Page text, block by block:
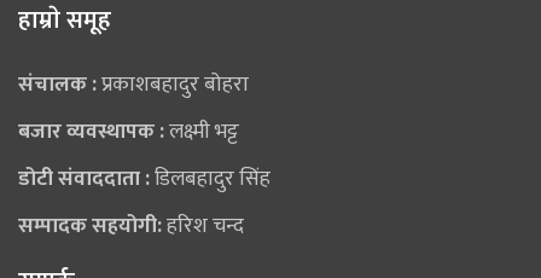
हाम्राे समूह
संचालक :प्रकाशबहादुर बोहरा
बजार व्यवस्थापक :लक्ष्मी भट्ट
डोटी संवाददाता :डिलबहादुर सिंह
सम्पादक सहयोगी:हरिश चन्द